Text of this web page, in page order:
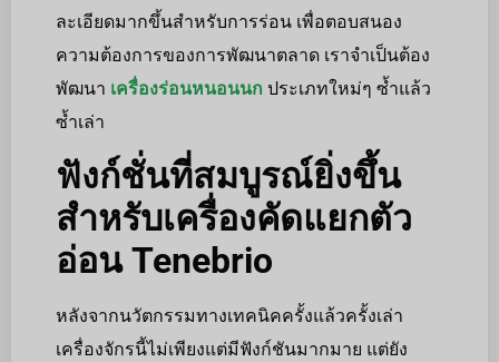
ละเอียดมากขึ้นสำหรับการร่อน เพื่อตอบสนอง
ความต้องการของการพัฒนาตลาด เราจำเป็นต้อง
พัฒนา เครื่องร่อนหนอนนก ประเภทใหม่ๆ ซ้ำแล้ว
ซ้ำเล่า
ฟังก์ชั่นที่สมบูรณ์ยิ่งขึ้น
สำหรับเครื่องคัดแยกตัว
อ่อน Tenebrio
หลังจากนวัตกรรมทางเทคนิคครั้งแล้วครั้งเล่า
เครื่องจักรนี้ไม่เพียงแต่มีฟังก์ชันมากมาย แต่ยัง